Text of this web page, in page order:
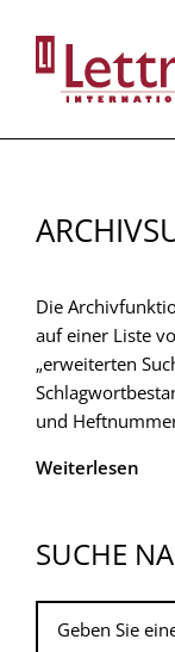
Inhalt
Die
auf einer Liste
„erweiterten
und
Weiterlesen
SUCHE